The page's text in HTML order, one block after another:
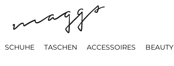
SCHUHE TASCHEN ACCESSOIRES BEAUTY